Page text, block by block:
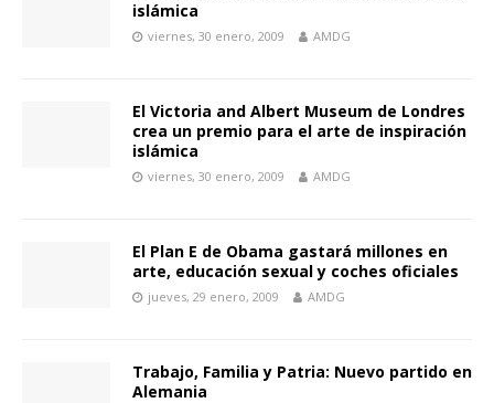
islámica
viernes, 30 enero, 2009 AMDG
El Victoria and Albert Museum de Londres
crea un premio para el arte de inspiración
islámica
viernes, 30 enero, 2009 AMDG
El Plan E de Obama gastará millones en
arte, educación sexual y coches oficiales
jueves, 29 enero, 2009 AMDG
Trabajo, Familia y Patria: Nuevo partido en
Alemania